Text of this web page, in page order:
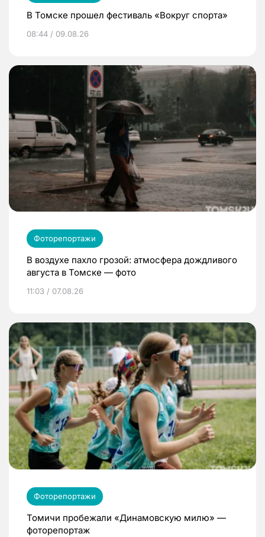
В Томске прошел фестиваль «Вокруг спорта»
08:44 / 09.08.26
Фоторепортажи
В воздухе пахло грозой: атмосфера дождливого
августа в Томске — фото
11:03 / 07.08.26
Фоторепортажи
Томичи пробежали «Динамовскую милю» —
фоторепортаж